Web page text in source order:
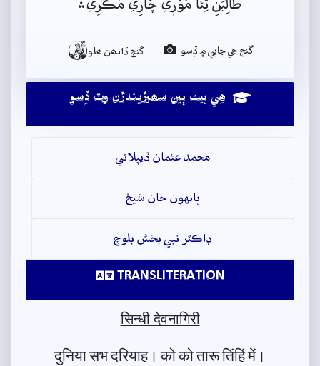
طَالِبَنِ تِئَا مُوْرٖيْ چَارِيْ مَڪُرِيٌ﮶
گنج جي ڇاپي ۾ ڏِسو گنج ڏانھن ھلو
ھِي بيت ٻين سھيڙيندڙن وٽ ڏِسو
محمد عثمان ڏيپلائي
ٻانهون خان شيخ
ڊاڪٽر نبي بخش بلوچ
TRANSLITERATION
सिन्धी देवनागिरी
दुनिया सभ दरियाह। को को तारू तिंहिं में।